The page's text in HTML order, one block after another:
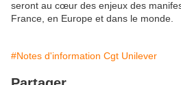
seront au cœur des enjeux des
France, en Europe et dans le monde.
#Notes d'information Cgt Unilever